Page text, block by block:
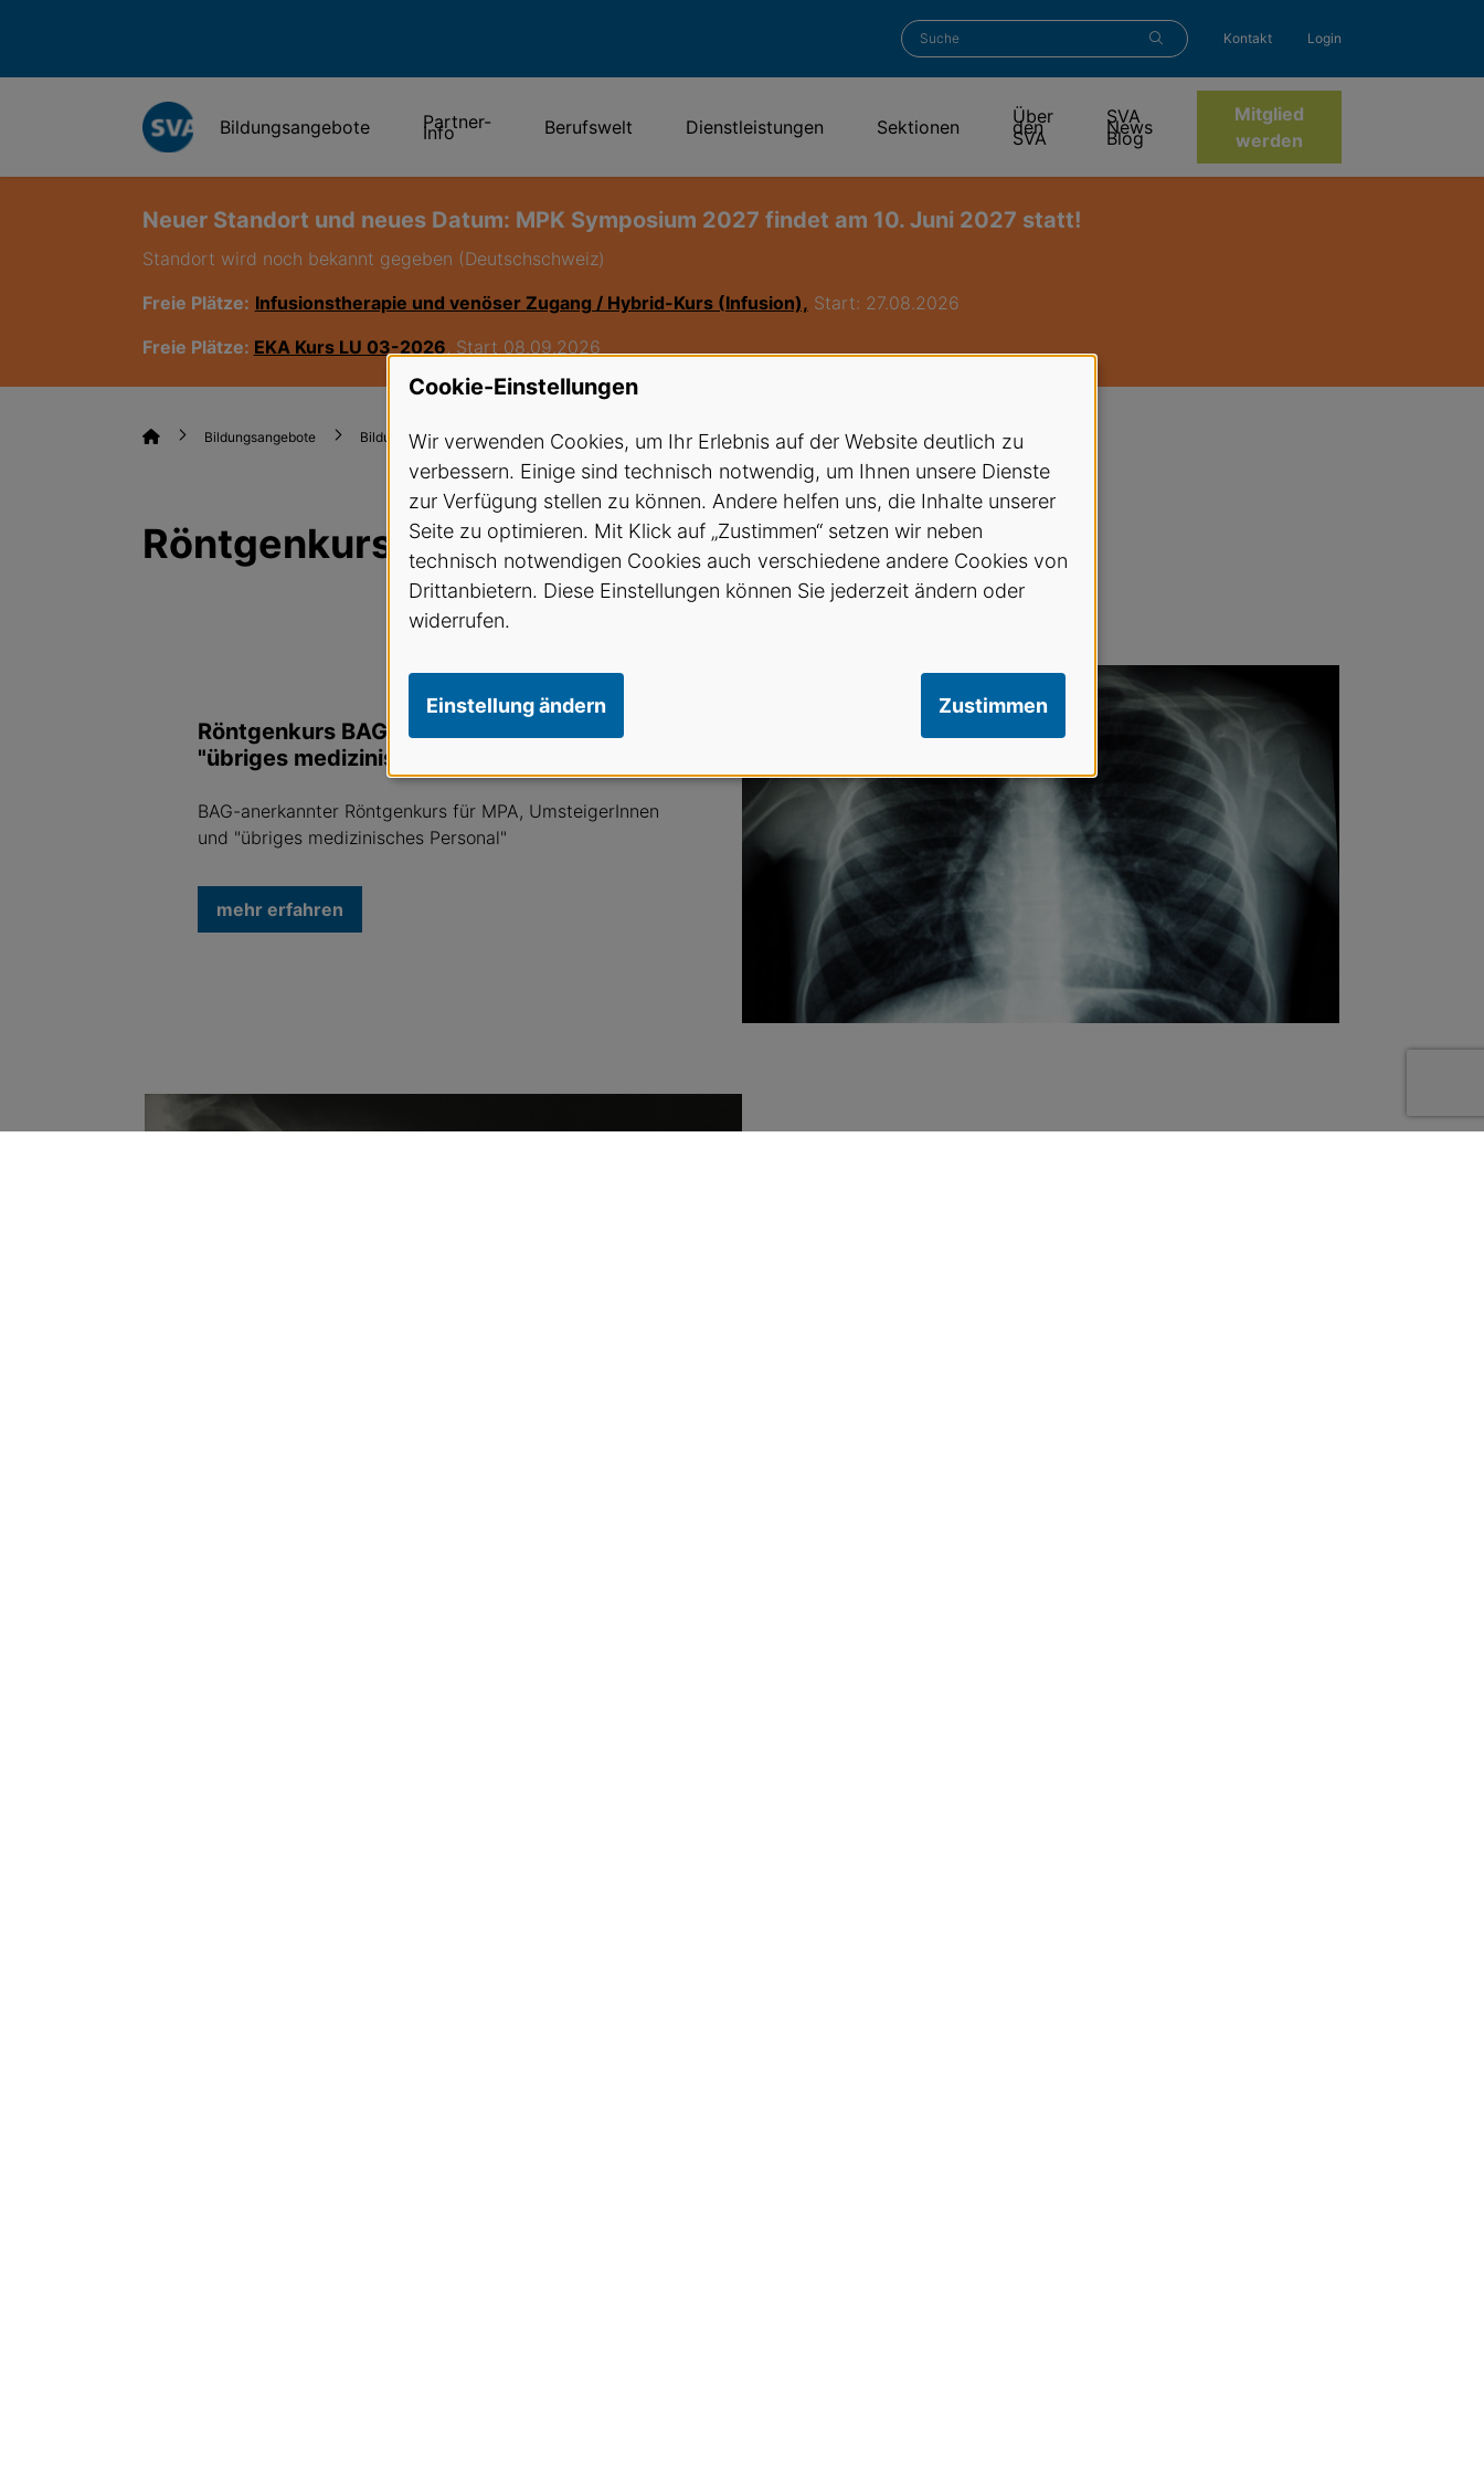
Kontakt Login
Bildungsangebote Partner-
Info Berufswelt Dienstleistungen Sektionen Über
den
SVA
SVA
News
Blog
Mitglied
werden
Neuer Standort und neues Datum: MPK Symposium 2027 findet am 10. Juni 2027 statt!
Standort wird noch bekannt gegeben (Deutschschweiz)
Freie Plätze: Infusionstherapie und venöser Zugang / Hybrid-Kurs (Infusion), Start: 27.08.2026
Freie Plätze: EKA Kurs LU 03-2026, Start 08.09.2026
Bildungsangebote Bildungsangebote Röntgenkurse
Röntgenkurse
Röntgenkurs BAG-anerkannt für MPA und
"übriges medizinisches Personal"
BAG-anerkannter Röntgenkurs für MPA, UmsteigerInnen
und "übriges medizinisches Personal"
mehr erfahren
Cookie-Einstellungen
Wir verwenden Cookies, um Ihr Erlebnis auf der Website deutlich zu
verbessern. Einige sind technisch notwendig, um Ihnen unsere Dienste
zur Verfügung stellen zu können. Andere helfen uns, die Inhalte unserer
Seite zu optimieren. Mit Klick auf „Zustimmen“ setzen wir neben
technisch notwendigen Cookies auch verschiedene andere Cookies von
Drittanbietern. Diese Einstellungen können Sie jederzeit ändern oder
widerrufen.
Einstellung ändern Zustimmen